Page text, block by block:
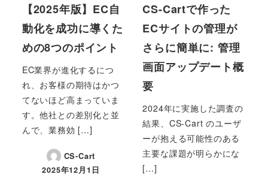
【2025年版】EC自
動化を成功に導くた
めの8つのポイント
EC業界が進化するにつ
れ、お客様の期待はかつ
てないほど高まっていま
す。他社との差別化と並
んで、業務効 […]
CS-Cart
投稿日
2025年12月1日
CS-Cartで作った
ECサイトの管理が
さらに簡単に: 管理
画面アップデート概
要
2024年に実施した調査の
結果、CS-Cart のユーザ
ーが抱える可能性のある
主要な課題が明らかにな
[…]